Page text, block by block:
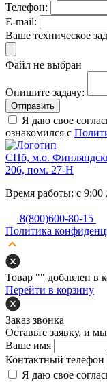
Телефон:
E-mail:
Ваше техническое
Файл не выбран
Опишите задачу:
Отправить
Я даю свое
ознакомился с
СПб, м.о.
206, пом. 27-Н
Время работы: с 9:00
8(800)600-80-15
Политика
Товар "" добавлен в
Перейти в корзину
Заказ звонка
Оставьте заявку, и
Ваше имя
Контактный телефон
Я даю свое